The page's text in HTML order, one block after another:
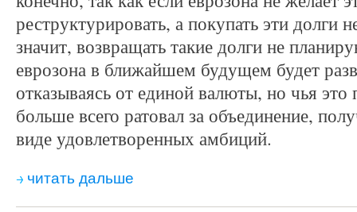
реструктурировать, а покупать эти долги
значит, возвращать такие долги не
еврозона в ближайшем будущем будет
отказываясь от единой валюты, но чья это
больше всего ратовал за объединение,
виде удовлетворенных амбиций.
читать дальше